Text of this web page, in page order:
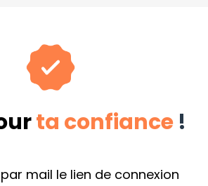
ta confiance !
mail le lien de connexion